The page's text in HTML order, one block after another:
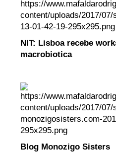
NIT: Lisboa recebe
macrobiotica
Blog Monozigo Sisters